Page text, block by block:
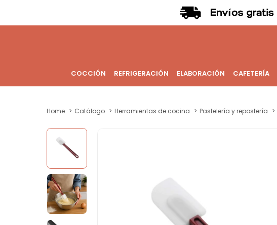
COCCIÓN REFRIGERACIÓN ELABORACIÓN CAFETERÍA
Home Catálogo Herramientas de cocina Pastelería y repostería